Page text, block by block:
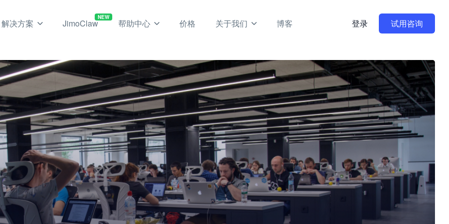
解决方案 JimoClaw
NEW
帮助中心 价格 关于我们 博客 登录 试用咨询